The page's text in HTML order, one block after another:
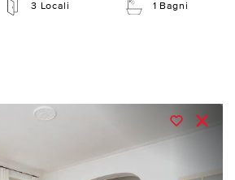
3 Locali 1 Bagni